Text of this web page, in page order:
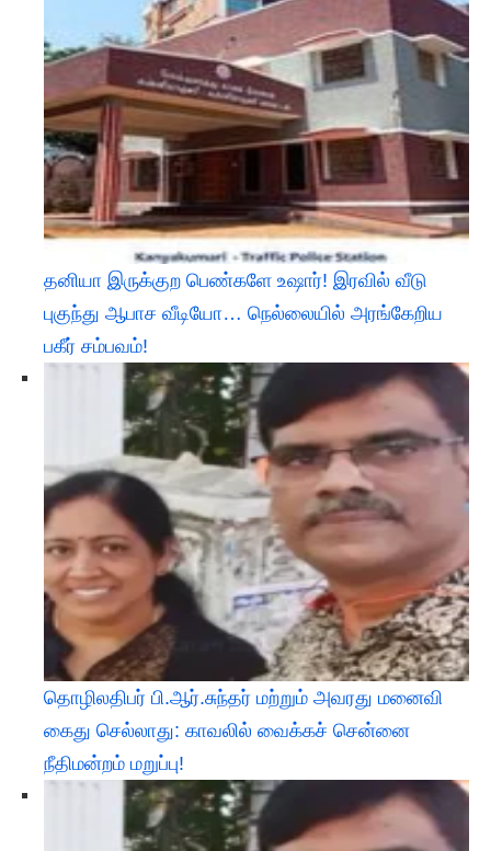
தனியா இருக்குற பெண்களே உஷார்! இரவில் வீடு
புகுந்து ஆபாச வீடியோ… நெல்லையில் அரங்கேறிய
பகீர் சம்பவம்!
தொழிலதிபர் பி.ஆர்.சுந்தர் மற்றும் அவரது மனைவி
கைது செல்லாது: காவலில் வைக்கச் சென்னை
நீதிமன்றம் மறுப்பு!